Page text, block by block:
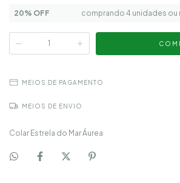
20% OFF comprando 4 unidades ou
MEIOS DE PAGAMENTO
MEIOS DE ENVIO
Colar Estrela do Mar Áurea